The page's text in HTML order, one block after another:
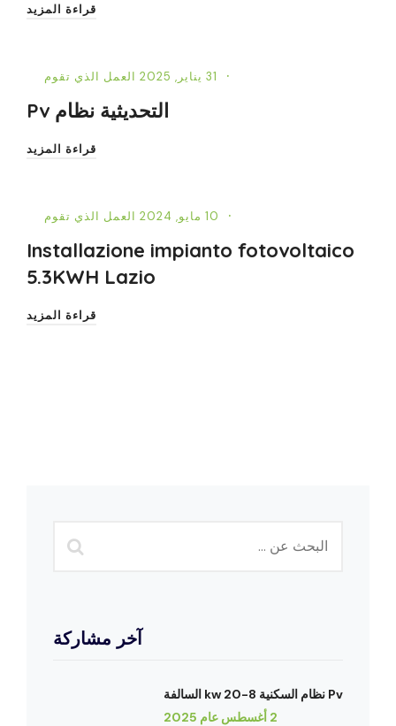
قراءة المزيد
31 يناير, 2025 العمل الذي تقوم
التحديثية نظام Pv
قراءة المزيد
10 مايو, 2024 العمل الذي تقوم
Installazione impianto fotovoltaico
5.3KWH Lazio
قراءة المزيد
آخر مشاركة
Pv نظام السكنية 8-20 kw السالفة
2 أغسطس عام 2025